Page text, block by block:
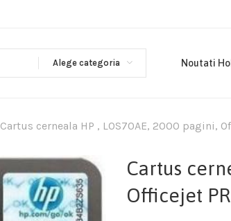
Alege categoria Noutati
Cartus cerneala HP , L0S70AE, 2000 pagini,
Cartus
Officejet